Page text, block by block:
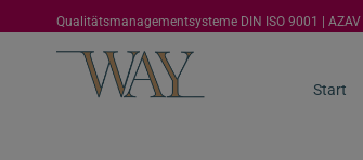
Qualitätsmanagementsysteme DIN ISO 9001 |
Start